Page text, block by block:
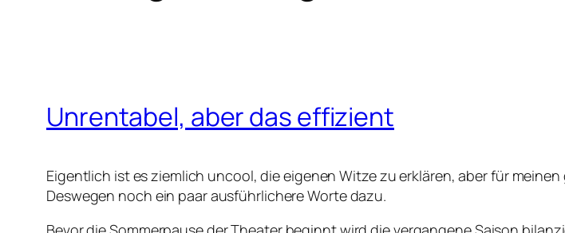
Unrentabel, aber das effizient
Eigentlich ist es ziemlich uncool, die eigenen Witze zu erklären, aber für
Deswegen noch ein paar ausführlichere Worte dazu.